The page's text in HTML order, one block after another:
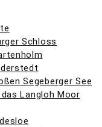
Schloss
Segeberger See
Langloh Moor